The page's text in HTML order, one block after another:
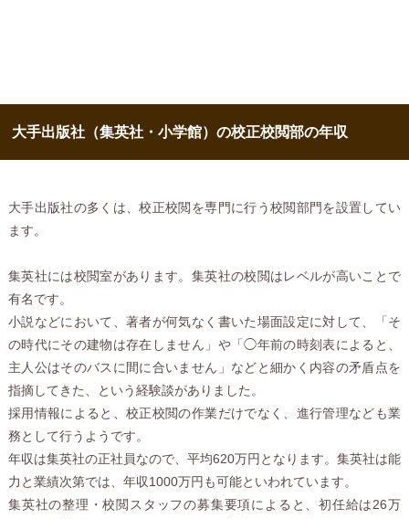
大手出版社（集英社・小学館）の校正校閲部の年収
大手出版社の多くは、校正校閲を専門に行う校閲部門を設置してい
ます。
集英社には校閲室があります。集英社の校閲はレベルが高いことで
有名です。
小説などにおいて、著者が何気なく書いた場面設定に対して、「そ
の時代にその建物は存在しません」や「◯年前の時刻表によると、
主人公はそのバスに間に合いません」などと細かく内容の矛盾点を
指摘してきた、という経験談がありました。
採用情報によると、校正校閲の作業だけでなく、進行管理なども業
務として行うようです。
年収は集英社の正社員なので、平均620万円となります。集英社は能
力と業績次第では、年収1000万円も可能といわれています。
集英社の整理・校閲スタッフの募集要項によると、初任給は26万